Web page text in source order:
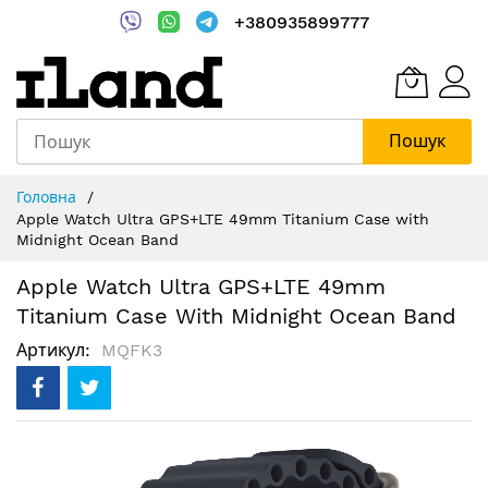
+380935899777
Пошук
Content
Головна
Apple Watch Ultra GPS+LTE 49mm Titanium Case with
Midnight Ocean Band
Apple Watch Ultra GPS+LTE 49mm
Titanium Case With Midnight Ocean Band
Артикул MQFK3